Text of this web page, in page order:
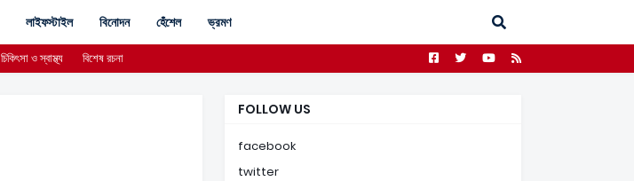
লাইফস্টাইল বিনোদন হেঁশেল ভ্রমণ
চিকিৎসা ও স্বাস্থ্য বিশেষ রচনা
FOLLOW US
facebook
twitter